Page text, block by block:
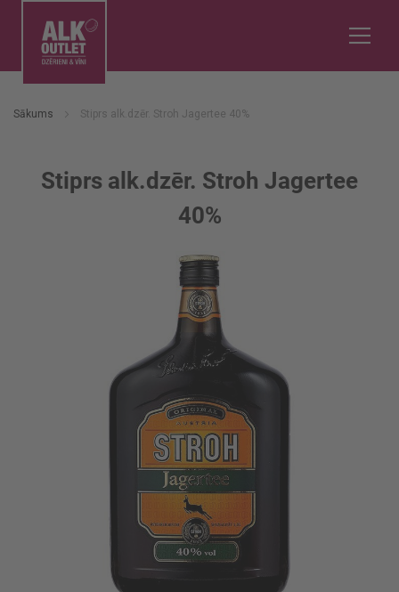
Sākums Stiprs alk.dzēr. Stroh Jagertee 40%
Stiprs alk.dzēr. Stroh Jagertee
40%